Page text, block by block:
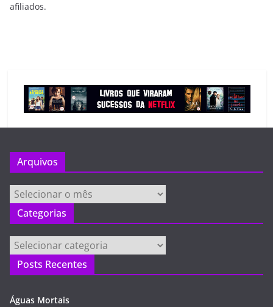
afiliados.
Arquivos
Arquivos
Categorias
Categorias
Posts Recentes
Águas Mortais